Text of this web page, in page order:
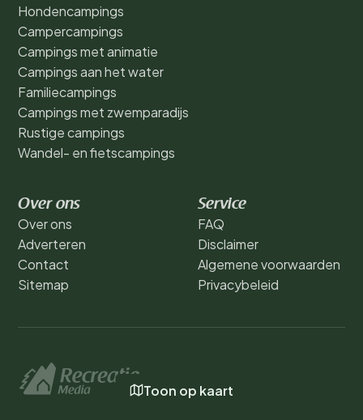
Toon op kaart
Hondencampings
Campercampings
Campings met animatie
Campings aan het water
Familiecampings
Campings met zwemparadijs
Rustige campings
Wandel- en fietscampings
Over ons
Over ons
Adverteren
Contact
Sitemap
Service
FAQ
Disclaimer
Algemene voorwaarden
Privacybeleid